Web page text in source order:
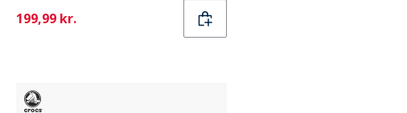
Current
199,99 kr.